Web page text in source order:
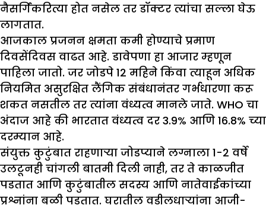
नैसर्गिकरित्या होत नसेल तर डॉक्टर त्यांचा सल्ला घेऊ
लागतात.
आजकाल प्रजनन क्षमता कमी होण्याचे प्रमाण
दिवसेंदिवस वाढत आहे. डावेपणा हा आजार म्हणून
पाहिला जातो. जर जोडपे 12 महिने किंवा त्याहून अधिक
नियमित असुरक्षित लैंगिक संबंधानंतर गर्भधारणा करू
शकत नसतील तर त्यांना वंध्यत्व मानले जाते. WHO चा
अंदाज आहे की भारतात वंध्यत्व दर 3.9% आणि 16.8% च्या
दरम्यान आहे.
संयुक्त कुटुंबात राहणाऱ्या जोडप्याने लग्नाला 1-2 वर्षे
उलटूनही चांगली बातमी दिली नाही, तर ते काळजीत
पडतात आणि कुटुंबातील सदस्य आणि नातेवाईकांच्या
प्रश्नांना बळी पडतात. घरातील वडीलधाऱ्यांना आजी-